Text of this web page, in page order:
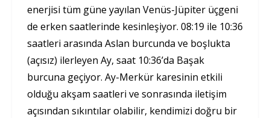
enerjisi tüm güne yayılan Venüs-Jüpiter üçgeni
de erken saatlerinde kesinleşiyor. 08:19 ile 10:36
saatleri arasında Aslan burcunda ve boşlukta
(açısız) ilerleyen Ay, saat 10:36’da Başak
burcuna geçiyor. Ay-Merkür karesinin etkili
olduğu akşam saatleri ve sonrasında iletişim
açısından sıkıntılar olabilir, kendimizi doğru bir